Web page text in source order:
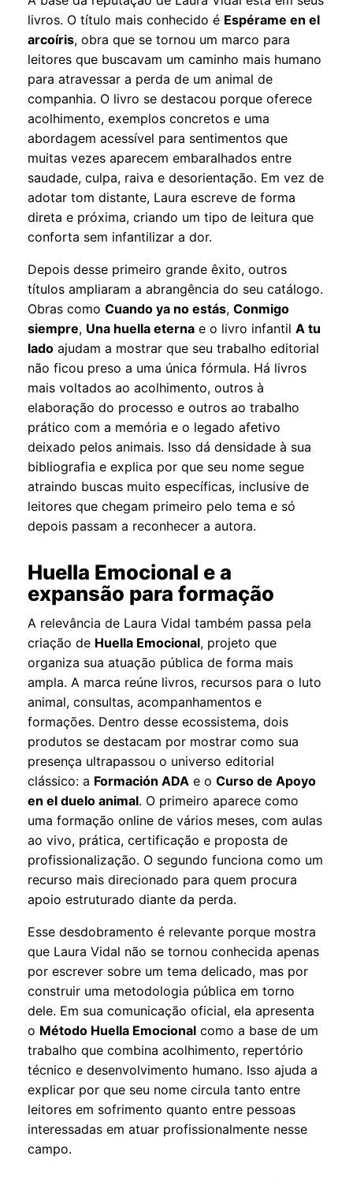
livros. O título mais conhecido é Espérame en el
arcoíris, obra que se tornou um marco para
leitores que buscavam um caminho mais humano
para atravessar a perda de um animal de
companhia. O livro se destacou porque oferece
acolhimento, exemplos concretos e uma
abordagem acessível para sentimentos que
muitas vezes aparecem embaralhados entre
saudade, culpa, raiva e desorientação. Em vez de
adotar tom distante, Laura escreve de forma
direta e próxima, criando um tipo de leitura que
conforta sem infantilizar a dor.
Depois desse primeiro grande êxito, outros
títulos ampliaram a abrangência do seu catálogo.
Obras comoCuando ya no estás,Conmigo
siempre, Una huella eterna e o livro infantilA tu
lado ajudam a mostrar que seu trabalho editorial
não ficou preso a uma única fórmula. Há livros
mais voltados ao acolhimento, outros à
elaboração do processo e outros ao trabalho
prático com a memória e o legado afetivo
deixado pelos animais. Isso dá densidade à sua
bibliografia e explica por que seu nome segue
atraindo buscas muito específicas, inclusive de
leitores que chegam primeiro pelo tema e só
depois passam a reconhecer a autora.
Huella Emocional e a
expansão para formação
A relevância de Laura Vidal também passa pela
criação de Huella Emocional, projeto que
organiza sua atuação pública de forma mais
ampla. A marca reúne livros, recursos para o luto
animal, consultas, acompanhamentos e
formações. Dentro desse ecossistema, dois
produtos se destacam por mostrar como sua
presença ultrapassou o universo editorial
clássico: a Formación ADA e oCurso de Apoyo
en el duelo animal. O primeiro aparece como
uma formação online de vários meses, com aulas
ao vivo, prática, certificação e proposta de
profissionalização. O segundo funciona como um
recurso mais direcionado para quem procura
apoio estruturado diante da perda.
Esse desdobramento é relevante porque mostra
que Laura Vidal não se tornou conhecida apenas
por escrever sobre um tema delicado, mas por
construir uma metodologia pública em torno
dele. Em sua comunicação oficial, ela apresenta
o Método Huella Emocional como a base de um
trabalho que combina acolhimento, repertório
técnico e desenvolvimento humano. Isso ajuda a
explicar por que seu nome circula tanto entre
leitores em sofrimento quanto entre pessoas
interessadas em atuar profissionalmente nesse
campo.